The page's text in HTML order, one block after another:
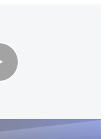
מחלקת עסקים גם לאירופה